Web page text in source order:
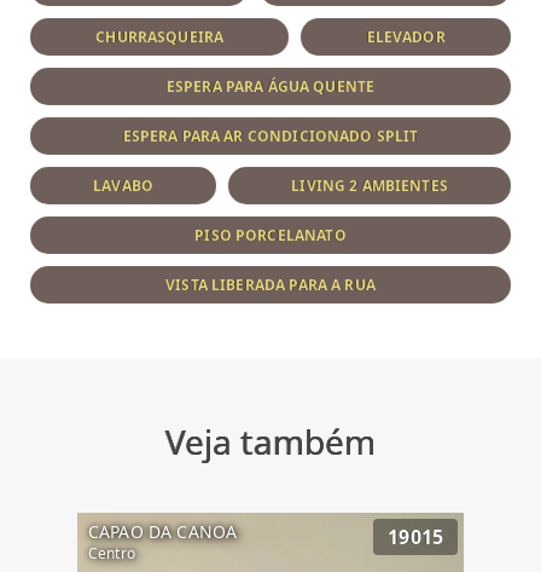
CHURRASQUEIRA ELEVADOR
ESPERA PARA ÁGUA QUENTE
ESPERA PARA AR CONDICIONADO SPLIT
LAVABO LIVING 2 AMBIENTES
PISO PORCELANATO
VISTA LIBERADA PARA A RUA
Veja também
CAPAO DA CANOA
Centro
19015